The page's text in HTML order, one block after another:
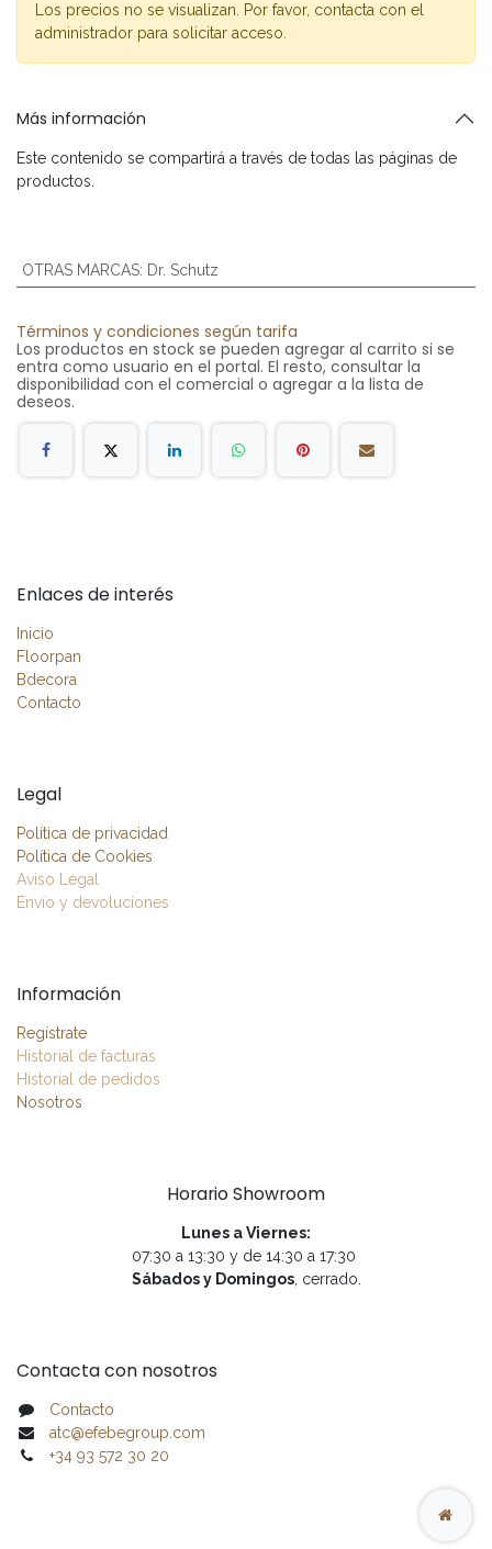
Los precios no se visualizan. Por favor, contacta con el
administrador para solicitar acceso.
Más información
Este contenido se compartirá a través de todas las páginas de
productos.
OTRAS MARCAS: Dr. Schutz
Términos y condiciones según tarifa
Los productos en stock se pueden agregar al carrito si se
entra como usuario en el portal. El resto, consultar la
disponibilidad con el comercial o agregar a la lista de
deseos.
Enlaces de interés
Inicio
Floorpan
Bdecora
Contacto
Legal
Política de privacidad
Política de Cookies
Aviso Legal
Envío y devoluciones
Información
Regístrate
Historial de facturas
Historial de pedidos
Nosotros
Horario Showroom
Lunes a Viernes:
07:30 a 13:30 y de 14:30 a 17:30
Sábados y Domingos, cerrado.
Contacta con nosotros
Contacto
atc@efebegroup.com
+34 93 572 30 20